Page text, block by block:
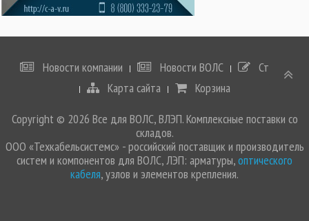
Новости компании Новости ВОЛС
Статьи
Карта сайта
Корзина
Copyright © 2026 Все для ВОЛС, ВЛЭП. Комплексные поставки со
складов.
ООО «Техкабельсистемс» - российский поставщик и производитель
систем и компонентов для ВОЛС, ЛЭП: арматуры,оптического
кабеля, узлов и элементов крепления.